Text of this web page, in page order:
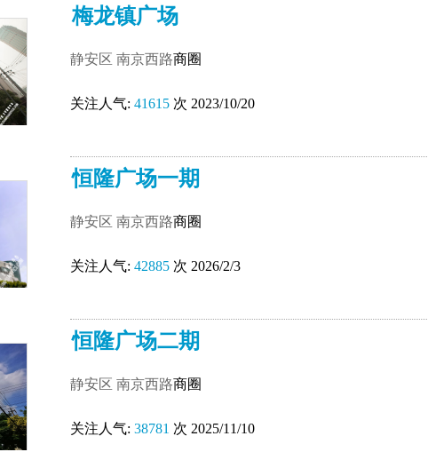
梅龙镇广场
静安区 南京西路商圈
关注人气: 41615 次 2023/10/20
恒隆广场一期
静安区 南京西路商圈
关注人气: 42885 次 2026/2/3
恒隆广场二期
静安区 南京西路商圈
关注人气: 38781 次 2025/11/10